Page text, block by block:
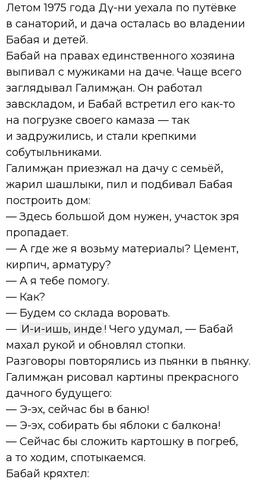
Летом 1975 года Дәү-әни уехала по путёвке
в санаторий, и дача осталась во владении
Бабая и детей.
Бабай на правах единственного хозяина
выпивал с мужиками на даче. Чаще всего
заглядывал Галимҗан. Он работал
завскладом, и Бабай встретил его как-то
на погрузке своего камаза — так
и задружились, и стали крепкими
собутыльниками.
Галимҗан приезжал на дачу с семьёй,
жарил шашлыки, пил и подбивал Бабая
построить дом:
— Здесь большой дом нужен, участок зря
пропадает.
— А где же я возьму материалы? Цемент,
кирпич, арматуру?
— А я тебе помогу.
— Как?
— Будем со склада воровать.
— И-и-ишь, инде ! Чего удумал, — Бабай
махал рукой и обновлял стопки.
Разговоры повторялись из пьянки в пьянку.
Галимҗан рисовал картины прекрасного
дачного будущего:
— Э-эх, сейчас бы в баню!
— Э-эх, собирать бы яблоки с балкона!
— Сейчас бы сложить картошку в погреб,
а то ходим, спотыкаемся.
Бабай кряхтел: